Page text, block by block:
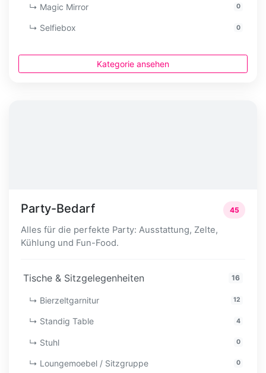
↳ Magic Mirror 0
↳ Selfiebox 0
Kategorie ansehen
Party-Bedarf 45
Alles für die perfekte Party: Ausstattung, Zelte,
Kühlung und Fun-Food.
Tische & Sitzgelegenheiten 16
↳ Bierzeltgarnitur 12
↳ Standig Table 4
↳ Stuhl 0
↳ Loungemoebel / Sitzgruppe 0